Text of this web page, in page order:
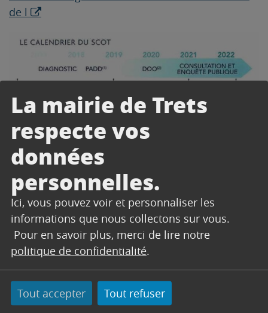
La mairie de Trets
respecte vos
données
personnelles.
Ici, vous pouvez voir et personnaliser les
informations que nous collectons sur vous.
Pour en savoir plus, merci de lire notre
politique de confidentialité.
Tout accepter Tout refuser
de l
Participez à la concertation
Que vous soyez habitant, salarié ou de passage
sur le territoire de la Métropole Aix-Marseille-
Provence, le SCOT va apporter des réponses
concrètes à des questions qui concernent votre
quotidien.